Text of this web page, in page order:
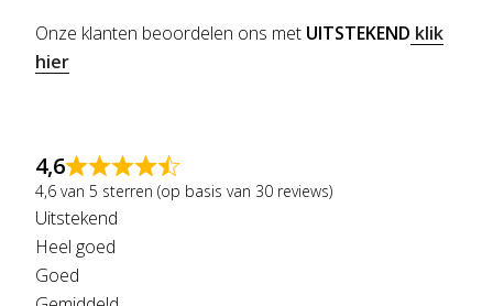
Onze klanten beoordelen ons met UITSTEKEND klik
hier
4,6
4,6 van 5 sterren (op basis van 30 reviews)
Uitstekend
Heel goed
Goed